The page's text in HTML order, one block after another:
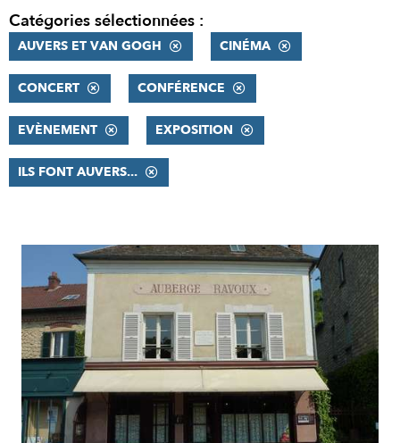
Catégories sélectionnées :
AUVERS ET VAN GOGH CINÉMA
CONCERT CONFÉRENCE
EVÈNEMENT EXPOSITION
ILS FONT AUVERS...
RÉSULTATS